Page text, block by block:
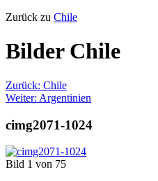
Zurück zu Chile
Bilder Chile
Zurück: Chile
Weiter: Argentinien
cimg2071-1024
Bild 1 von 75